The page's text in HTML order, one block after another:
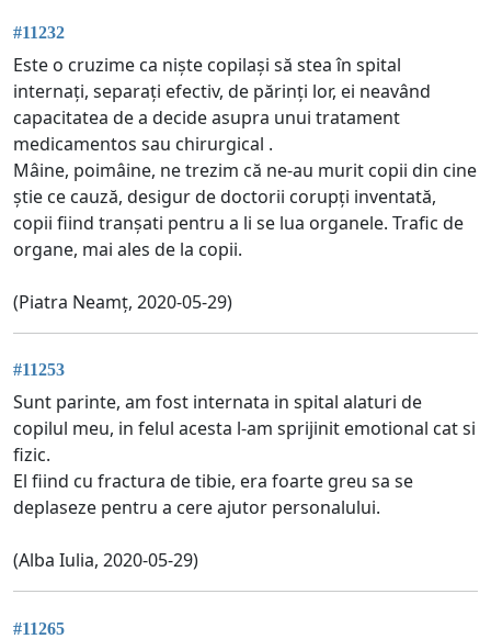
#11232
Este o cruzime ca niște copilași să stea în spital
internați, separați efectiv, de părinți lor, ei neavând
capacitatea de a decide asupra unui tratament
medicamentos sau chirurgical .
Mâine, poimâine, ne trezim că ne-au murit copii din cine
știe ce cauză, desigur de doctorii corupți inventată,
copii fiind tranșati pentru a li se lua organele. Trafic de
organe, mai ales de la copii.
(Piatra Neamț, 2020-05-29)
#11253
Sunt parinte, am fost internata in spital alaturi de
copilul meu, in felul acesta l-am sprijinit emotional cat si
fizic.
El fiind cu fractura de tibie, era foarte greu sa se
deplaseze pentru a cere ajutor personalului.
(Alba Iulia, 2020-05-29)
#11265